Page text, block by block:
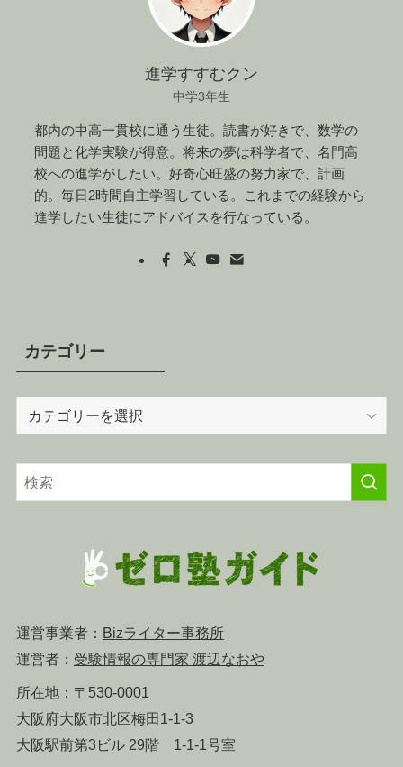
進学すすむクン
中学3年生
都内の中高一貫校に通う生徒。読書が好きで、数学の
問題と化学実験が得意。将来の夢は科学者で、名門高
校への進学がしたい。好奇心旺盛の努力家で、計画
的。毎日2時間自主学習している。これまでの経験から
進学したい生徒にアドバイスを行なっている。
カテゴリー
リ
ー
運営事業者： Bizライター事務所
運営者： 受験情報の専門家 渡辺なおや
所在地：〒530-0001
大阪府大阪市北区梅田1-1-3
大阪駅前第3ビル 29階 1-1-1号室